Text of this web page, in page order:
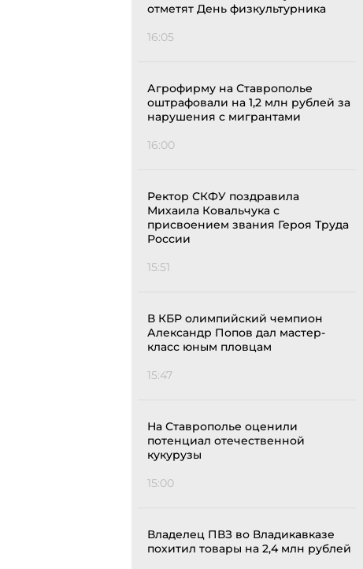
отметят День физкультурника
16:05
Агрофирму на Ставрополье
оштрафовали на 1,2 млн рублей за
нарушения с мигрантами
16:00
Ректор СКФУ поздравила
Михаила Ковальчука с
присвоением звания Героя Труда
России
15:51
В КБР олимпийский чемпион
Александр Попов дал мастер-
класс юным пловцам
15:47
На Ставрополье оценили
потенциал отечественной
кукурузы
15:00
Владелец ПВЗ во Владикавказе
похитил товары на 2,4 млн рублей